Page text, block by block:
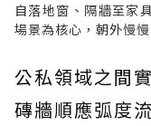
自落地窗、隔牆至家
場景為核心，朝外慢慢
公私領域之間
磚牆順應弧度